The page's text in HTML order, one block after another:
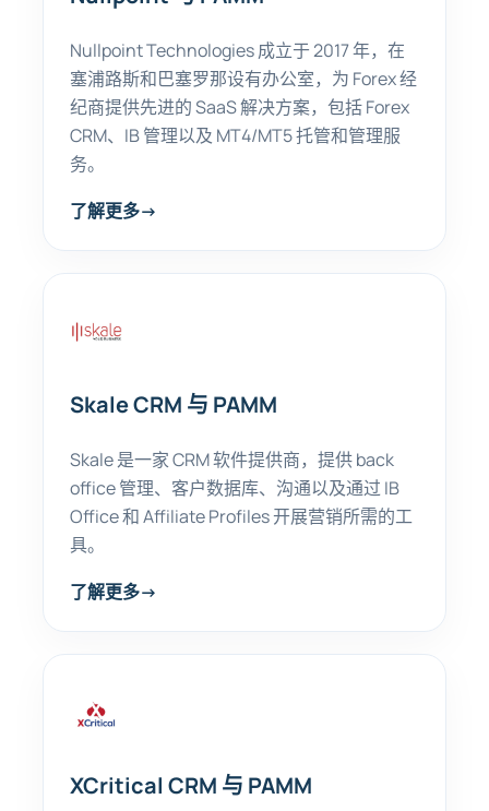
Nullpoint Technologies 成立于 2017 年，在
塞浦路斯和巴塞罗那设有办公室，为 Forex 经
纪商提供先进的 SaaS 解决方案，包括 Forex
CRM、IB 管理以及 MT4/MT5 托管和管理服
务。
了解更多→
Skale CRM 与 PAMM
Skale 是一家 CRM 软件提供商，提供 back
office 管理、客户数据库、沟通以及通过 IB
Office 和 Affiliate Profiles 开展营销所需的工
具。
了解更多→
XCritical CRM 与 PAMM